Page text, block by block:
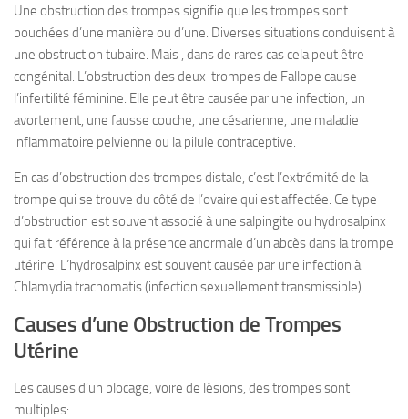
Une obstruction des trompes signifie que les trompes sont
bouchées d’une manière ou d’une. Diverses situations conduisent à
une obstruction tubaire. Mais , dans de rares cas cela peut être
congénital. L’obstruction des deux trompes de Fallope cause
l’infertilité féminine. Elle peut être causée par une infection, un
avortement, une fausse couche, une césarienne, une maladie
inflammatoire pelvienne ou la pilule contraceptive.
En cas d’obstruction des trompes distale, c’est l’extrémité de la
trompe qui se trouve du côté de l’ovaire qui est affectée. Ce type
d’obstruction est souvent associé à une salpingite ou hydrosalpinx
qui fait référence à la présence anormale d’un abcès dans la trompe
utérine. L’hydrosalpinx est souvent causée par une infection à
Chlamydia trachomatis (infection sexuellement transmissible).
Causes d’une Obstruction de Trompes
Utérine
Les causes d’un blocage, voire de lésions, des trompes sont
multiples: